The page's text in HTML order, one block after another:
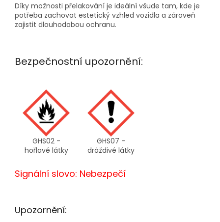
Díky možnosti přelakování je ideální všude tam, kde je
potřeba zachovat estetický vzhled vozidla a zároveň
zajistit dlouhodobou ochranu.
Bezpečnostní upozornění:
GHS02 -
hořlavé látky
GHS07 -
dráždivé látky
Signální slovo: Nebezpečí
Upozornění: